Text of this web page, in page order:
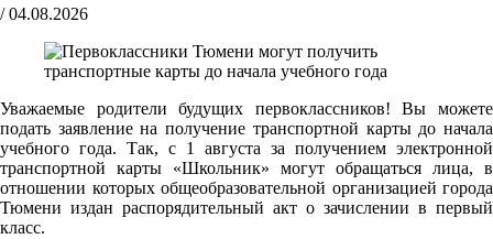
/ 04.08.2026
Уважаемые родители будущих первоклассников! Вы можете
подать заявление на получение транспортной карты до начала
учебного года. Так, с 1 августа за получением электронной
транспортной карты «Школьник» могут обращаться лица, в
отношении которых общеобразовательной организацией города
Тюмени издан распорядительный акт о зачислении в первый
класс.